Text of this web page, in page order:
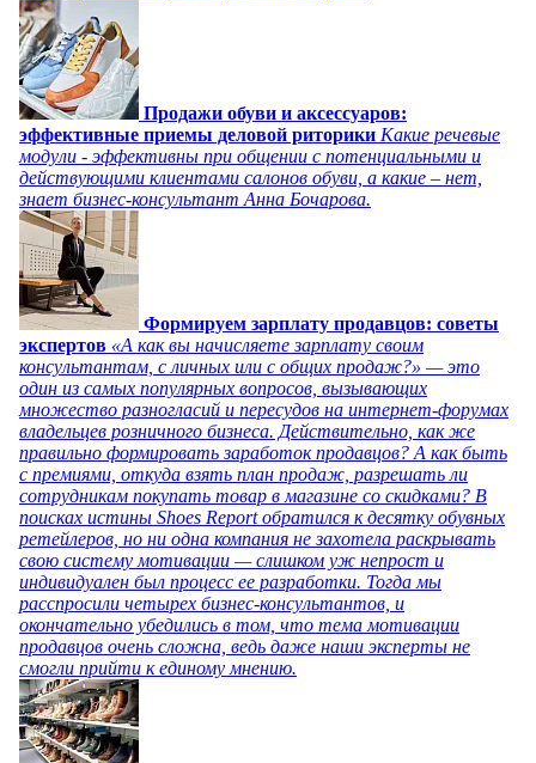
Продажи обуви и аксессуаров:
эффективные приемы деловой риторики Какие речевые
модули - эффективны при общении с потенциальными и
действующими клиентами салонов обуви, а какие – нет,
знает бизнес-консультант Анна Бочарова.
Формируем зарплату продавцов: советы
экспертов «А как вы начисляете зарплату своим
консультантам, с личных или с общих продаж?» — это
один из самых популярных вопросов, вызывающих
множество разногласий и пересудов на интернет-форумах
владельцев розничного бизнеса. Действительно, как же
правильно формировать заработок продавцов? А как быть
с премиями, откуда взять план продаж, разрешать ли
сотрудникам покупать товар в магазине со скидками? В
поисках истины Shoes Report обратился к десятку обувных
ретейлеров, но ни одна компания не захотела раскрывать
свою систему мотивации — слишком уж непрост и
индивидуален был процесс ее разработки. Тогда мы
расспросили четырех бизнес-консультантов, и
окончательно убедились в том, что тема мотивации
продавцов очень сложна, ведь даже наши эксперты не
смогли прийти к единому мнению.